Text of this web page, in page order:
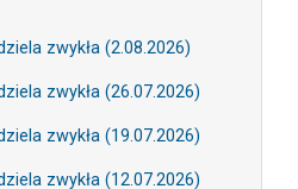
zwykła (2.08.2026)
zwykła (26.07.2026)
zwykła (19.07.2026)
zwykła (12.07.2026)